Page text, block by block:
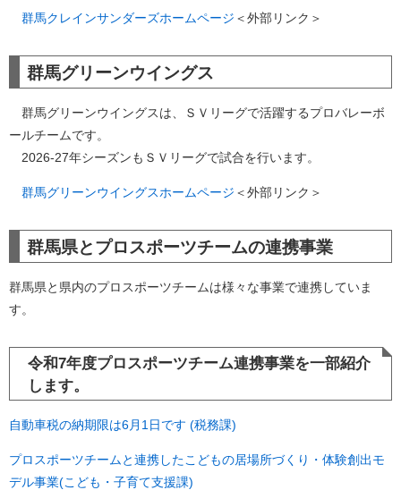
群馬クレインサンダーズホームページ ＜外部リンク＞
群馬グリーンウイングス
群馬グリーンウイングスは、ＳＶリーグで活躍するプロバレーボ
ールチームです。
2026-27年シーズンもＳＶリーグで試合を行います。
群馬グリーンウイングスホームページ ＜外部リンク＞
群馬県とプロスポーツチームの連携事業
群馬県と県内のプロスポーツチームは様々な事業で連携していま
す。
令和7年度プロスポーツチーム連携事業を一部紹介
します。
自動車税の納期限は6月1日です (税務課)
プロスポーツチームと連携したこどもの居場所づくり・体験創出モ
デル事業(こども・子育て支援課)